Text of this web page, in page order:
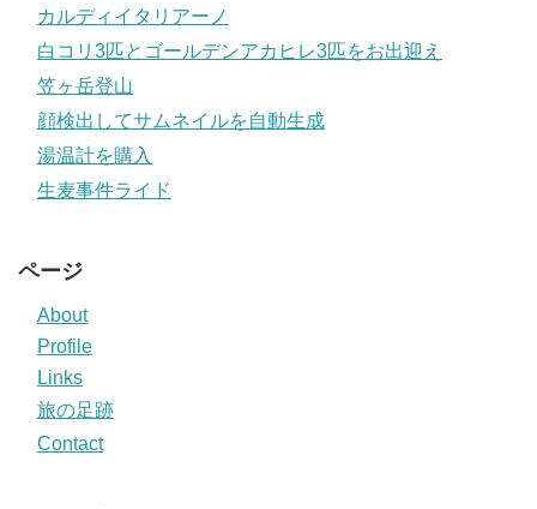
カルディイタリアーノ
白コリ3匹とゴールデンアカヒレ3匹をお出迎え
笠ヶ岳登山
顔検出してサムネイルを自動生成
湯温計を購入
生麦事件ライド
ページ
About
Profile
Links
旅の足跡
Contact